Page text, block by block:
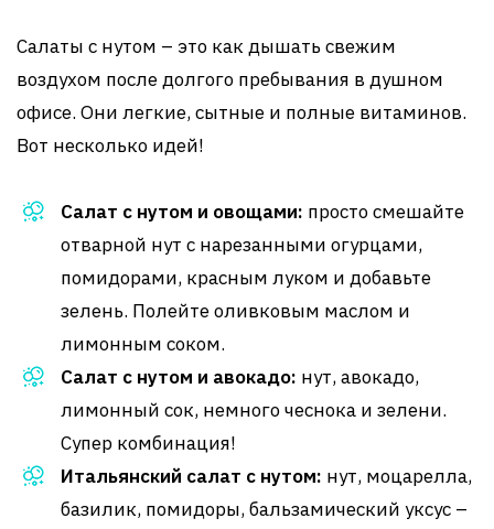
Салаты с нутом – это как дышать свежим
воздухом после долгого пребывания в душном
офисе. Они легкие, сытные и полные витаминов.
Вот несколько идей!
Салат с нутом и овощами: просто смешайте
отварной нут с нарезанными огурцами,
помидорами, красным луком и добавьте
зелень. Полейте оливковым маслом и
лимонным соком.
Салат с нутом и авокадо: нут, авокадо,
лимонный сок, немного чеснока и зелени.
Супер комбинация!
Итальянский салат с нутом: нут, моцарелла,
базилик, помидоры, бальзамический уксус –